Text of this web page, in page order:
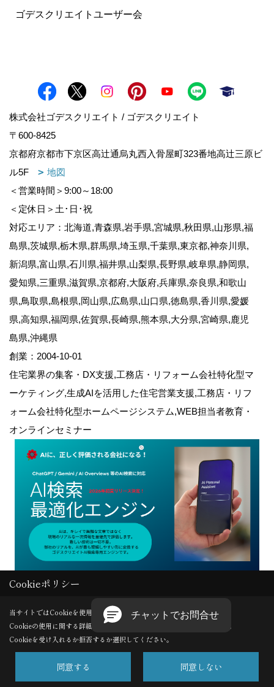
ゴデスクリエイトユーザー会
株式会社ゴデスクリエイト / ゴデスクリエイト
〒600-8425
京都府京都市下京区高辻通烏丸西入骨屋町323番地高辻三原ビ
ル5F
地図
＜営業時間＞9:00～18:00
＜定休日＞土･日･祝
対応エリア：北海道,青森県,岩手県,宮城県,秋田県,山形県,福
島県,茨城県,栃木県,群馬県,埼玉県,千葉県,東京都,神奈川県,
新潟県,富山県,石川県,福井県,山梨県,長野県,岐阜県,静岡県,
愛知県,三重県,滋賀県,京都府,大阪府,兵庫県,奈良県,和歌山
県,鳥取県,島根県,岡山県,広島県,山口県,徳島県,香川県,愛媛
県,高知県,福岡県,佐賀県,長崎県,熊本県,大分県,宮崎県,鹿児
島県,沖縄県
創業：2004-10-01
住宅業界の集客・DX支援,工務店・リフォーム会社特化型マ
ーケティング,生成AIを活用した住宅営業支援,工務店・リフ
ォーム会社特化型ホームページシステム,WEB担当者教育・
オンラインセミナー
Copyright (c) GODDESS CREATE. All Rights Reserved.
Produced byゴデスクリエイト
Cookieポリシー
当サイトではCookieを使用します。
Cookieの使用に関する詳細は 「プライバシーポリシー
」をご覧ください。
Cookieを受け入れるか拒否するか選択してください。
同意する 同意しない